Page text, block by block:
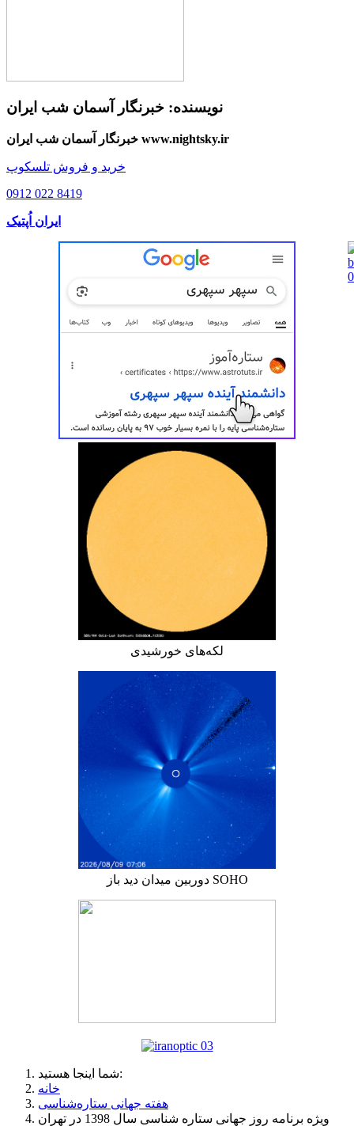
نویسنده: خبرنگار آسمان شب ایران
خبرنگار آسمان شب ایران www.nightsky.ir
خرید و فروش تلسکوپ
0912 022 8419
ایران اُپتیک
لکه‌های خورشیدی
دوربین میدان دید باز SOHO
شما اینجا هستید:
خانه
هفته جهانی ستاره‌شناسی
ویژه برنامه روز جهانی ستاره شناسی سال 1398 در تهران